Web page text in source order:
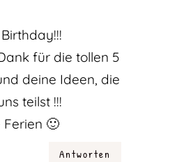
für die tollen 5
deine Ideen, die
teilst !!!
Ferien 🙂
Antworten